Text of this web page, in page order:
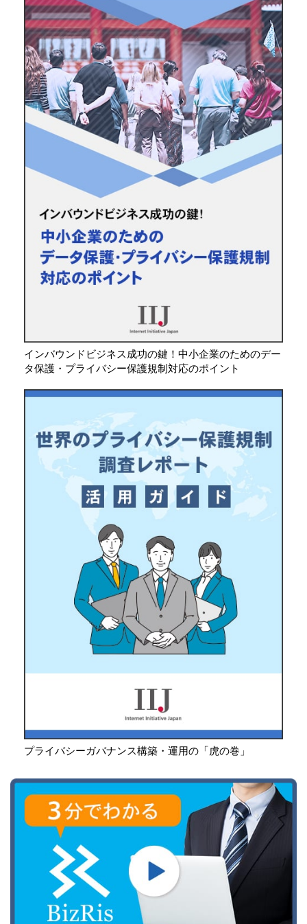
インバウンドビジネス成功の鍵！中小企業のためのデー
タ保護・プライバシー保護規制対応のポイント
プライバシーガバナンス構築・運用の「虎の巻」